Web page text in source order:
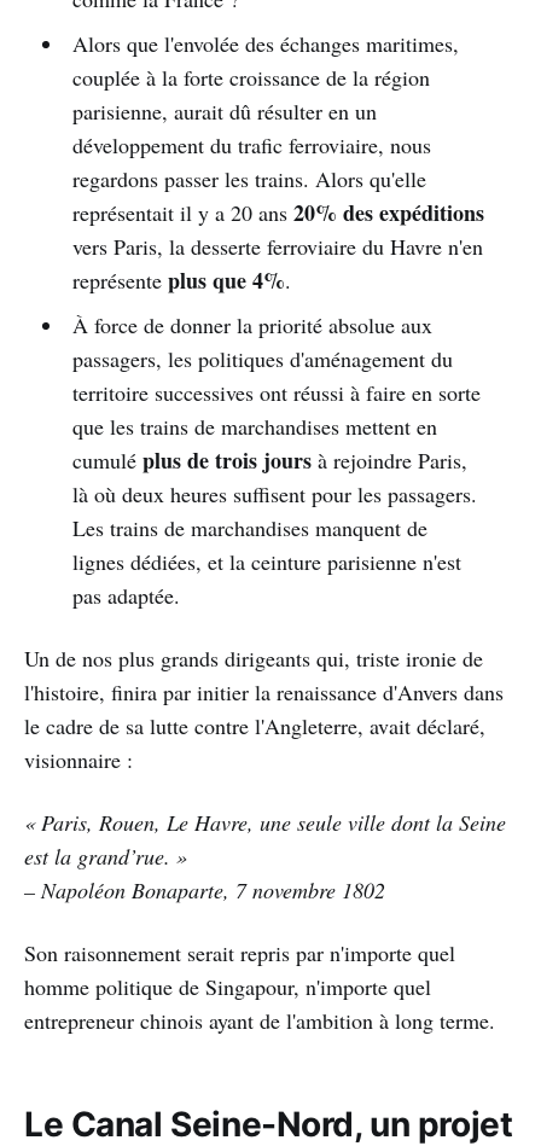
Alors que l'envolée des échanges maritimes,
couplée à la forte croissance de la région
parisienne, aurait dû résulter en un
développement du trafic ferroviaire, nous
regardons passer les trains. Alors qu'elle
représentait il y a 20 ans 20% des expéditions
vers Paris, la desserte ferroviaire du Havre n'en
représente plus que 4%.
À force de donner la priorité absolue aux
passagers, les politiques d'aménagement du
territoire successives ont réussi à faire en sorte
que les trains de marchandises mettent en
cumulé plus de trois joursà rejoindre Paris,
là où deux heures suffisent pour les passagers.
Les trains de marchandises manquent de
lignes dédiées, et la ceinture parisienne n'est
pas adaptée.
Un de nos plus grands dirigeants qui, triste ironie de
l'histoire, finira par initier la renaissance d'Anvers dans
le cadre de sa lutte contre l'Angleterre, avait déclaré,
visionnaire :
« Paris, Rouen, Le Havre, une seule ville dont la Seine
est la grand’rue. »
– Napoléon Bonaparte, 7 novembre 1802
Son raisonnement serait repris par n'importe quel
homme politique de Singapour, n'importe quel
entrepreneur chinois ayant de l'ambition à long terme.
Le Canal Seine-Nord, un projet